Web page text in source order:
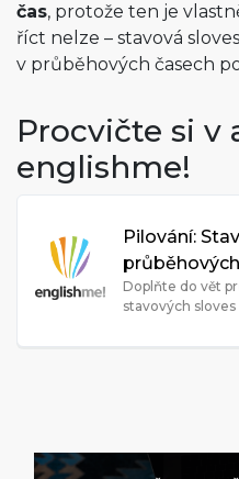
čas, protože ten je
říct nelze – stavová
v průběhových časech
Procvičte si v
englishme!
Pilování:
Doplňte do vět
stavových sloves